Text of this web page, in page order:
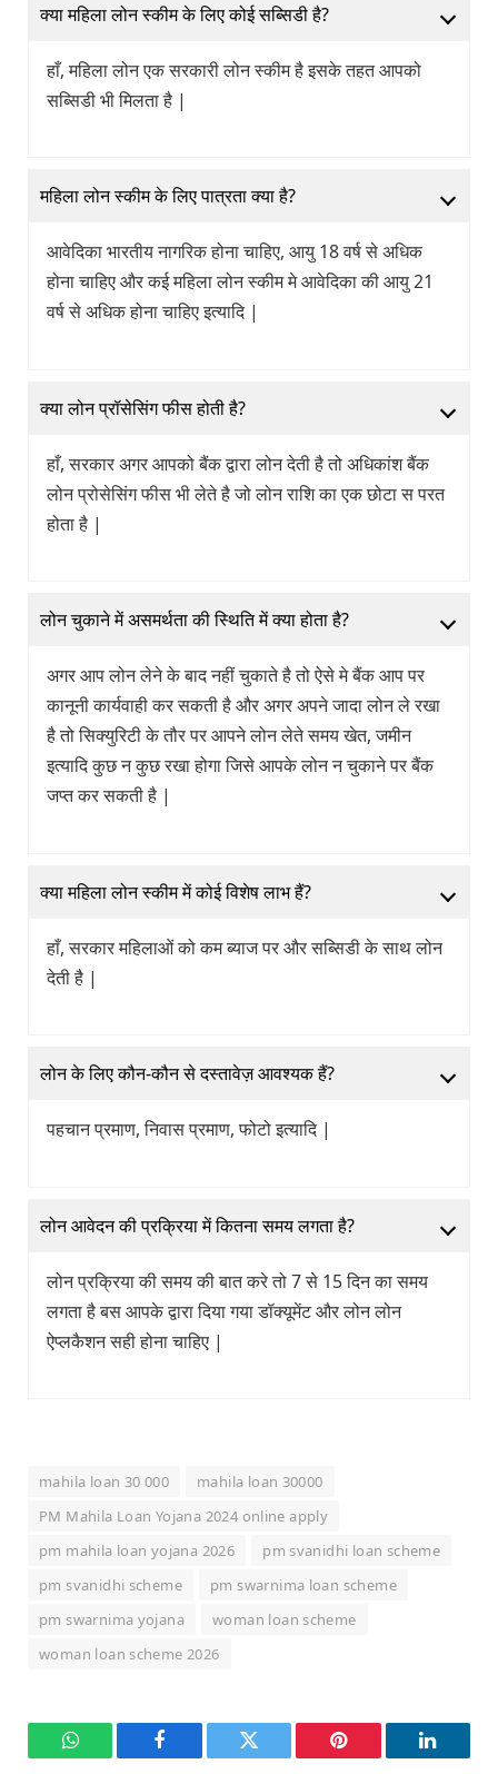
क्या महिला लोन स्कीम के लिए कोई सब्सिडी है?
हाँ, महिला लोन एक सरकारी लोन स्कीम है इसके तहत आपको
सब्सिडी भी मिलता है |
महिला लोन स्कीम के लिए पात्रता क्या है?
आवेदिका भारतीय नागरिक होना चाहिए, आयु 18 वर्ष से अधिक
होना चाहिए और कई महिला लोन स्कीम मे आवेदिका की आयु 21
वर्ष से अधिक होना चाहिए इत्यादि |
क्या लोन प्रॉसेसिंग फीस होती है?
हाँ, सरकार अगर आपको बैंक द्वारा लोन देती है तो अधिकांश बैंक
लोन प्रोसेसिंग फीस भी लेते है जो लोन राशि का एक छोटा स परत
होता है |
लोन चुकाने में असमर्थता की स्थिति में क्या होता है?
अगर आप लोन लेने के बाद नहीं चुकाते है तो ऐसे मे बैंक आप पर
कानूनी कार्यवाही कर सकती है और अगर अपने जादा लोन ले रखा
है तो सिक्युरिटी के तौर पर आपने लोन लेते समय खेत, जमीन
इत्यादि कुछ न कुछ रखा होगा जिसे आपके लोन न चुकाने पर बैंक
जप्त कर सकती है |
क्या महिला लोन स्कीम में कोई विशेष लाभ हैं?
हाँ, सरकार महिलाओं को कम ब्याज पर और सब्सिडी के साथ लोन
देती है |
लोन के लिए कौन-कौन से दस्तावेज़ आवश्यक हैं?
पहचान प्रमाण, निवास प्रमाण, फोटो इत्यादि |
लोन आवेदन की प्रक्रिया में कितना समय लगता है?
लोन प्रक्रिया की समय की बात करे तो 7 से 15 दिन का समय
लगता है बस आपके द्वारा दिया गया डॉक्यूमेंट और लोन लोन
ऐप्लकैशन सही होना चाहिए |
mahila loan 30 000
mahila loan 30000
PM Mahila Loan Yojana 2024 online apply
pm mahila loan yojana 2026
pm svanidhi loan scheme
pm svanidhi scheme
pm swarnima loan scheme
pm swarnima yojana
woman loan scheme
woman loan scheme 2026
WhatsAppFacebook Twitter Pinterest